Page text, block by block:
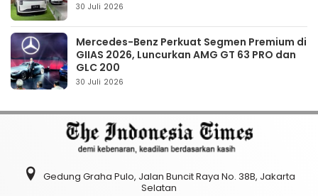
30 Juli 2026
Mercedes-Benz Perkuat Segmen Premium di
GIIAS 2026, Luncurkan AMG GT 63 PRO dan
GLC 200
30 Juli 2026
Gedung Graha Pulo, Jalan Buncit Raya No. 38B, Jakarta
Selatan